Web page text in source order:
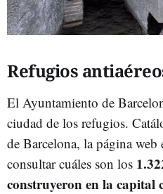
Refugios
El Ayuntamiento de
ciudad de los refugios.
de Barcelona, la página web
consultar cuáles son los
construyeron en la capital